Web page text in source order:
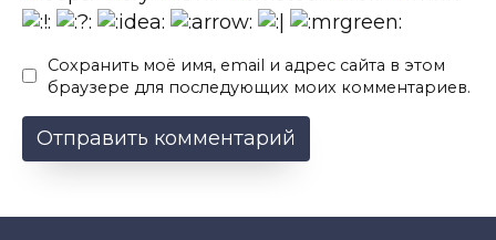
Сохранить моё имя, email и адрес сайта в этом
браузере для последующих моих комментариев.